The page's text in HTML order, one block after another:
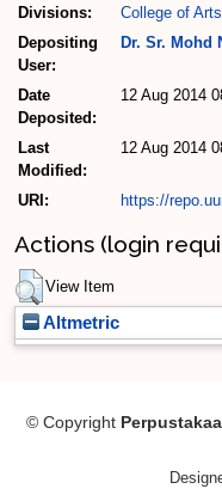
Divisions:
College of
Depositing
User:
Dr. Sr. Mohd
Date
Deposited:
12 Aug 2014
Last
Modified:
12 Aug 2014
URI: https://
Actions (login
View Item
Altmetric
© Copyright